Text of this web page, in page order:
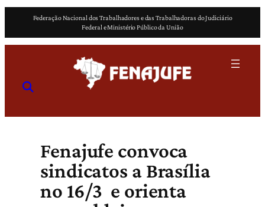
o
Federação Nacional dos Trabalhadores e das Trabalhadoras do Judiciário
Federal e Ministério Público da União
Fenajufe convoca
sindicatos a Brasília
no 16/3 e orienta